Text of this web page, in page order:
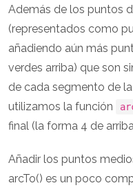
Además de los puntos
(representados como
añadiendo aún más
verdes arriba) que son
de cada segmento de
utilizamos la función
final (la forma 4 de
Añadir los puntos
arcTo() es un poco